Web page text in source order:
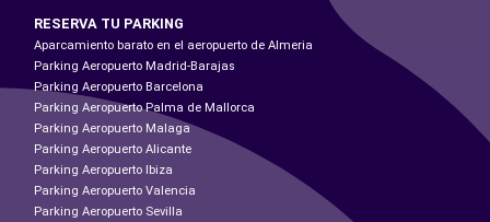
RESERVA TU PARKING
Aparcamiento barato en el aeropuerto de Almeria
Parking Aeropuerto Madrid-Barajas
Parking Aeropuerto Barcelona
Parking Aeropuerto Palma de Mallorca
Parking Aeropuerto Malaga
Parking Aeropuerto Alicante
Parking Aeropuerto Ibiza
Parking Aeropuerto Valencia
Parking Aeropuerto Sevilla